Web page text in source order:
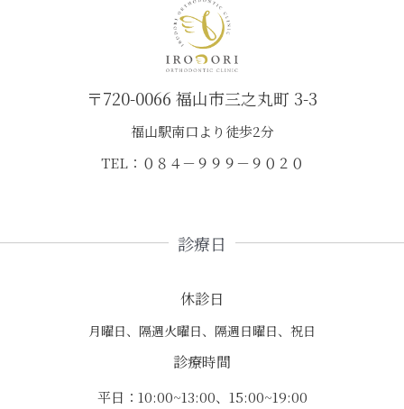
〒720-0066 福山市三之丸町 3-3
福山駅南口より徒歩2分
TEL：０８４－９９９－９０２０
診療日
休診日
月曜日、隔週火曜日、隔週日曜日、祝日
診療時間
平日：10:00~13:00、15:00~19:00